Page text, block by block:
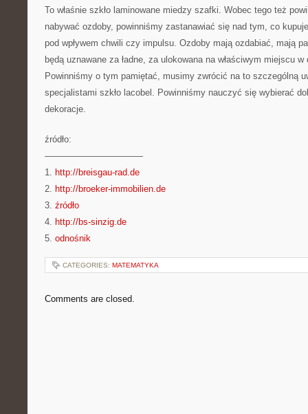
To właśnie szkło laminowane miedzy szafki. Wobec tego też
nabywać ozdoby, powinniśmy zastanawiać się nad tym, co
pod wpływem chwili czy impulsu. Ozdoby mają ozdabiać, mają
będą uznawane za ładne, za ulokowana na właściwym miejscu
Powinniśmy o tym pamiętać, musimy zwrócić na to szczególną
specjalistami szkło lacobel. Powinniśmy nauczyć się wybierać
dekoracje.
źródło:
———————————
1. http://breisgau-rad.de
2. http://broeker-immobilien.de
3. źródło
4. http://bs-sinzig.de
5. odnośnik
CATEGORIES: MATEMATYKA
Comments are closed.